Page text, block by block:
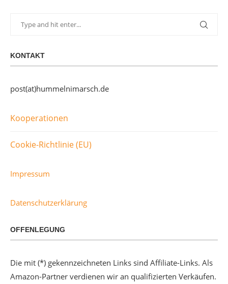
KONTAKT
post(at)hummelnimarsch.de
Kooperationen
Cookie-Richtlinie (EU)
Impressum
Datenschutzerklärung
OFFENLEGUNG
Die mit (*) gekennzeichneten Links sind Affiliate-Links. Als
Amazon-Partner verdienen wir an qualifizierten Verkäufen.